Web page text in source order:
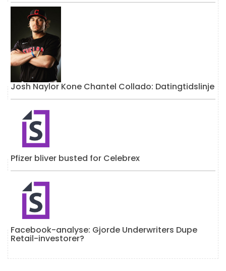
Josh Naylor Kone Chantel Collado: Datingtidslinje
Pfizer bliver busted for Celebrex
Facebook-analyse: Gjorde Underwriters Dupe
Retail-investorer?